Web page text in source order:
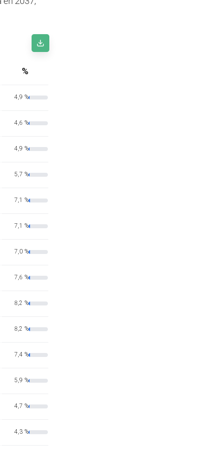
%
4,9 %
4,6 %
4,9 %
5,7 %
7,1 %
7,1 %
7,0 %
7,6 %
8,2 %
8,2 %
7,4 %
5,9 %
4,7 %
4,3 %